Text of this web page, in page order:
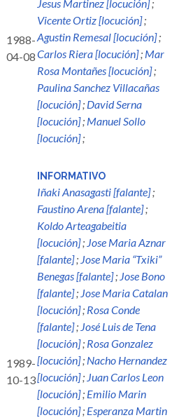
1988-
04-08
Jesus Martinez [locución];
Vicente Ortiz [locución];
Agustin Remesal [locución];
Carlos Riera [locución]; Mar
Rosa Montañes [locución];
Paulina Sanchez Villacañas
[locución]; David Serna
[locución]; Manuel Sollo
[locución];
1989-
10-13
INFORMATIVO
Iñaki Anasagasti [falante];
Faustino Arena [falante];
Koldo Arteagabeitia
[locución]; Jose Maria Aznar
[falante]; Jose Maria “Txiki”
Benegas [falante]; Jose Bono
[falante]; Jose Maria Catalan
[locución]; Rosa Conde
[falante]; José Luis de Tena
[locución]; Rosa Gonzalez
[locución]; Nacho Hernandez
[locución]; Juan Carlos Leon
[locución]; Emilio Marin
[locución]; Esperanza Martin